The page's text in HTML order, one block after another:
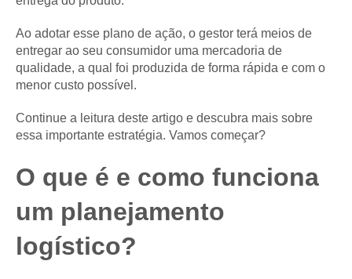
Ao adotar esse plano de ação, o gestor terá meios de
entregar ao seu consumidor uma mercadoria de
qualidade, a qual foi produzida de forma rápida e com o
menor custo possível.
Continue a leitura deste artigo e descubra mais sobre
essa importante estratégia. Vamos começar?
O que é e como funciona
um planejamento
logístico?